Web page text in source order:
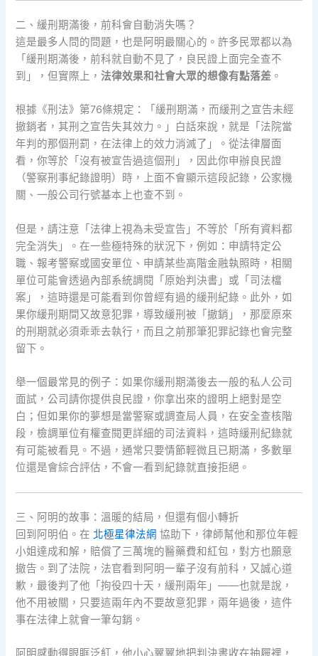
二、緩刑期滿後，前科會自動消失嗎？
這是最多人問的問題，也是阿明最關心的。許多民眾都以為
「緩刑期滿後，前科就自動不見了，良民證上面完全查不
到」，但實際上，法律效果和社會大眾的想像有點落差 。
根據《刑法》第76條規定：「緩刑期滿，而緩刑之宣告未經
撤銷者，其刑之宣告失其效力。」白話來說，就是「法院當
年判的那個刑罰，在法律上的效力消滅了」。從法律層面
看，你等於「沒有被宣告過這個刑」，因此你申辦良民證
（警察刑事紀錄證明）時，上面不會顯示這段記錄，公家機
關、一般公司行號基本上也查不到。
但是，請注意「法律上視為未受宣告」不等於「所有資料都
完全消失」。在一些極特殊的狀況下，例如：申請特定公
職、報考警察或國安單位、申請某些高階金融執照時，相關
單位可能會透過內部系統調閱「原始判決書」或「司法檔
案」，這時還是可能看到你曾經有過的緩刑紀錄。此外，如
果你緩刑期間又故意犯罪，導致緩刑被「撤銷」，那麼原來
的刑期就必須乖乖去執行，而且之前那筆犯罪記錄也會完整
留下。
舉一個最常見的例子：如果你緩刑期滿後去一般的私人公司
面試，公司請你提供良民證，你拿出來的證明上絕對是空
白；但如果你的夢想是當警察或調查局人員，在安全查核階
段，檢調單位有權查閱更詳細的司法資料，這時緩刑紀錄就
有可能被看見。不過，通常只要情節輕微且已期滿，多數單
位還是會綜合評估，不會一看到紀錄就直接拒絕。
三、阿明的故事：溫暖的結局，但還有個小轉折
回到阿明伯。在 北極星律法網 協助下，律師幫他和那位年輕
小姐達成和解，賠償了三萬塊的醫藥費和紅包，對方也願意
撤告。到了法院，法官看到阿明一輩子沒有前科，又誠心道
歉，最後判了他「拘役四十天，緩刑兩年」——也就是說，
他不用被關，只要這兩年內不要故意犯罪，兩年過後，這件
事在法律上就會一筆勾銷。